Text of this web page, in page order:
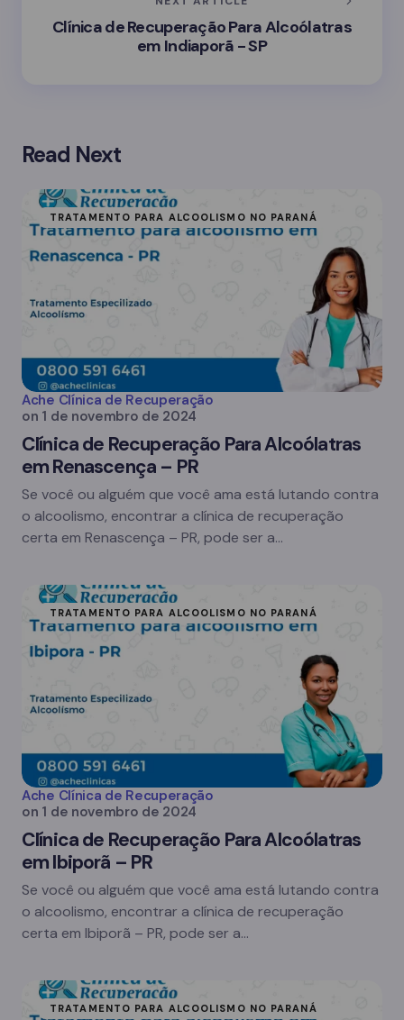
Clínica de Recuperação Para Alcoólatras
em Indiaporã - SP
Read Next
TRATAMENTO PARA ALCOOLISMO NO PARANÁ
Ache Clínica de Recuperação
on 1 de novembro de 2024
Clínica de Recuperação Para Alcoólatras
em Renascença – PR
Se você ou alguém que você ama está lutando contra
o alcoolismo, encontrar a clínica de recuperação
certa em Renascença – PR, pode ser a…
TRATAMENTO PARA ALCOOLISMO NO PARANÁ
Ache Clínica de Recuperação
on 1 de novembro de 2024
Clínica de Recuperação Para Alcoólatras
em Ibiporã – PR
Se você ou alguém que você ama está lutando contra
o alcoolismo, encontrar a clínica de recuperação
certa em Ibiporã – PR, pode ser a…
TRATAMENTO PARA ALCOOLISMO NO PARANÁ